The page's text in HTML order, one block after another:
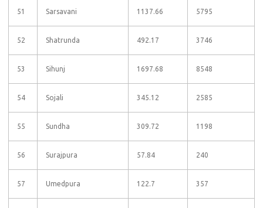
51 Sarsavani 1137.66 5795
52 Shatrunda 492.17 3746
53 Sihunj 1697.68 8548
54 Sojali 345.12 2585
55 Sundha 309.72 1198
56 Surajpura 57.84 240
57 Umedpura 122.7 357